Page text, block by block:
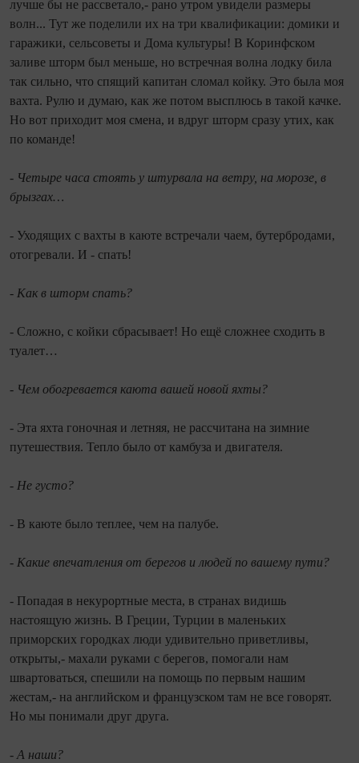
лучше бы не рассветало,- рано утром увидели размеры
волн... Тут же поделили их на три квалификации: домики и
гаражики, сельсоветы и Дома культуры! В Коринфском
заливе шторм был меньше, но встречная волна лодку била
так сильно, что спящий капитан сломал койку. Это была моя
вахта. Рулю и думаю, как же потом высплюсь в такой качке.
Но вот приходит моя смена, и вдруг шторм сразу утих, как
по команде!
- Четыре часа стоять у штурвала на ветру, на морозе, в
брызгах…
- Уходящих с вахты в каюте встречали чаем, бутербродами,
отогревали. И - спать!
- Как в шторм спать?
- Сложно, с койки сбрасывает! Но ещё сложнее сходить в
туалет…
- Чем обогревается каюта вашей новой яхты?
- Эта яхта гоночная и летняя, не рассчитана на зимние
путешествия. Тепло было от камбуза и двигателя.
- Не густо?
- В каюте было теплее, чем на палубе.
- Какие впечатления от берегов и людей по вашему пути?
- Попадая в некурортные места, в странах видишь
настоящую жизнь. В Греции, Турции в маленьких
приморских городках люди удивительно приветливы,
открыты,- махали руками с берегов, помогали нам
швартоваться, спешили на помощь по первым нашим
жестам,- на английском и французском там не все говорят.
Но мы понимали друг друга.
- А наши?